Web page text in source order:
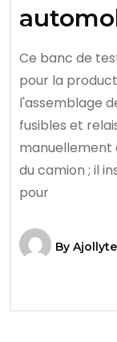
Ce banc de
pour la
l'assemblage
fusibles et
manuellement
du camion ; il
pour
By